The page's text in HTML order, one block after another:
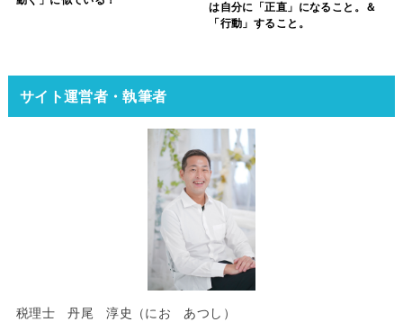
は自分に「正直」になること。＆
「行動」すること。
サイト運営者・執筆者
税理士 丹尾 淳史（にお あつし）